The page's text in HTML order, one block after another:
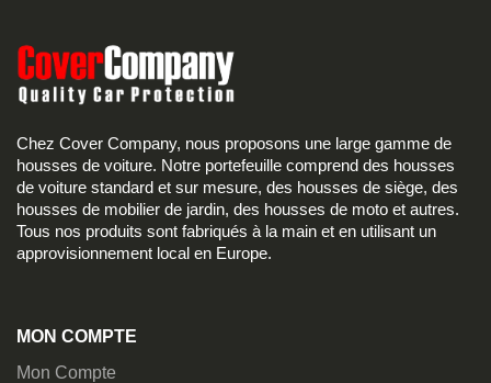
Chez Cover Company, nous proposons une large gamme de
housses de voiture. Notre portefeuille comprend des housses
de voiture standard et sur mesure, des housses de siège, des
housses de mobilier de jardin, des housses de moto et autres.
Tous nos produits sont fabriqués à la main et en utilisant un
approvisionnement local en Europe.
MON COMPTE
Mon Compte